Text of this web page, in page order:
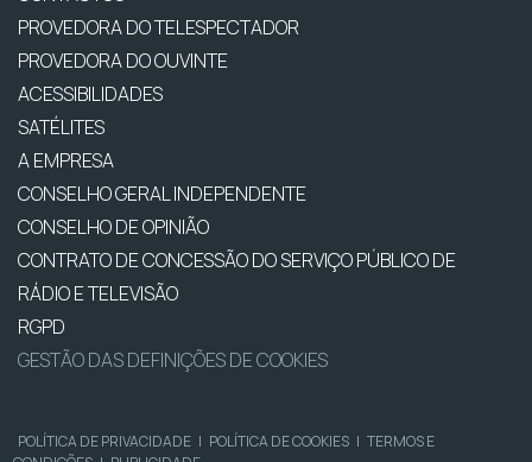
PROVEDORA DO TELESPECTADOR
PROVEDORA DO OUVINTE
ACESSIBILIDADES
SATÉLITES
A EMPRESA
CONSELHO GERAL INDEPENDENTE
CONSELHO DE OPINIÃO
CONTRATO DE CONCESSÃO DO SERVIÇO PÚBLICO DE
RÁDIO E TELEVISÃO
RGPD
GESTÃO DAS DEFINIÇÕES DE COOKIES
POLÍTICA DE PRIVACIDADE | POLÍTICA DE COOKIES | TERMOS E